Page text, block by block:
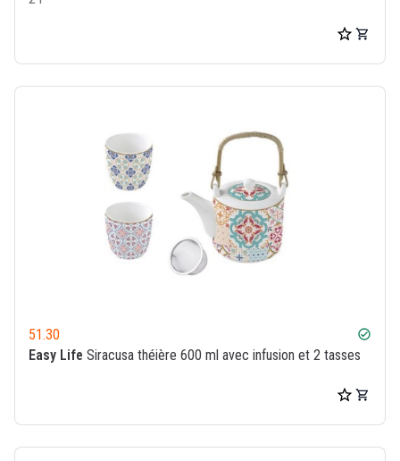
51.30 check_circle
Easy Life Siracusa théière 600 ml avec infusion et 2 tasses